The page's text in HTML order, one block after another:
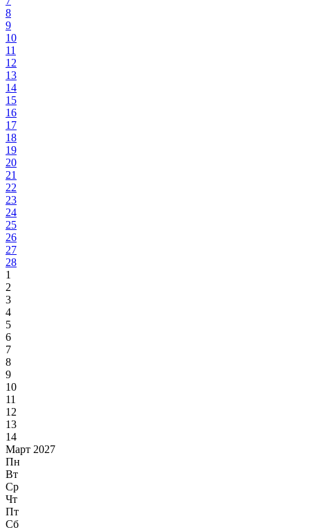
8
9
10
11
12
13
14
15
16
17
18
19
20
21
22
23
24
25
26
27
28
1
2
3
4
5
6
7
8
9
10
11
12
13
14
Март 2027
Пн
Вт
Ср
Чт
Пт
Сб